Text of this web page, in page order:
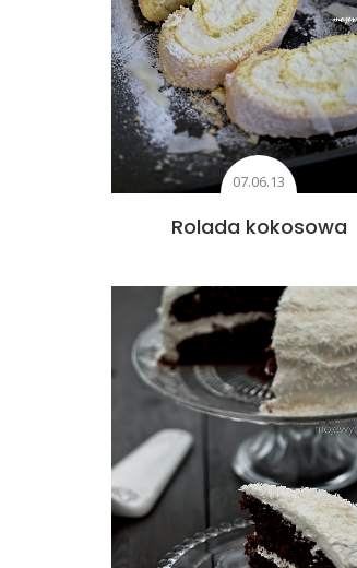
07.06.13
Rolada kokosowa